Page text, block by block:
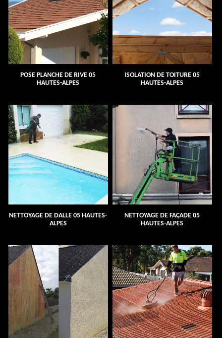
POSE PLANCHE DE RIVE 05
HAUTES-ALPES
ISOLATION DE TOITURE 05
HAUTES-ALPES
NETTOYAGE DE DALLE 05 HAUTES-
ALPES
NETTOYAGE DE FAÇADE 05
HAUTES-ALPES